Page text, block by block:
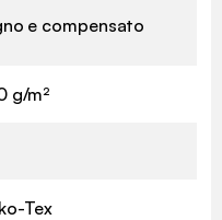
e compensato
g/m²
Tex